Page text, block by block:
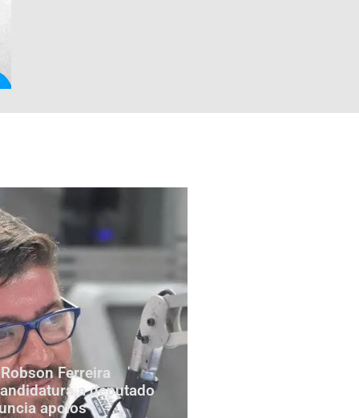
Ferreira
a deputado
apoios